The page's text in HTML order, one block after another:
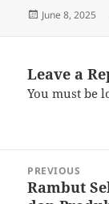
Posted
June 8, 2025
Leave a
You must be
navigation
PREVIOUS
Previous
Rambut